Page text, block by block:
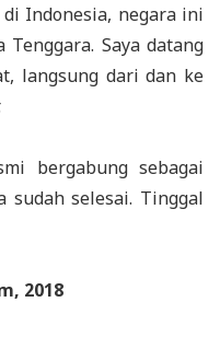
di Indonesia, negara ini
Saya datang
langsung dari dan ke
bergabung sebagai
sudah selesai. Tinggal
2018